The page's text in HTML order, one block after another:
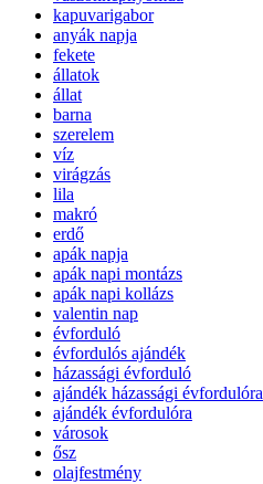
kapuvarigabor
anyák napja
fekete
állatok
állat
barna
szerelem
víz
virágzás
lila
makró
erdő
apák napja
apák napi montázs
apák napi kollázs
valentin nap
évforduló
évfordulós ajándék
házassági évforduló
ajándék házassági évfordulóra
ajándék évfordulóra
városok
ősz
olajfestmény